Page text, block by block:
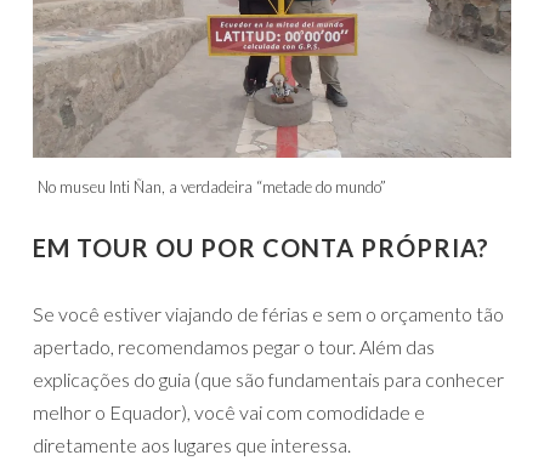
No museu Inti Ñan, a verdadeira “metade do mundo”
EM TOUR OU POR CONTA PRÓPRIA?
Se você estiver viajando de férias e sem o orçamento tão
apertado, recomendamos pegar o tour. Além das
explicações do guia (que são fundamentais para conhecer
melhor o Equador), você vai com comodidade e
diretamente aos lugares que interessa.